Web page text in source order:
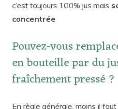
c’est toujours 100% jus mais
concentrée
Pouvez-vous
en bouteille par du
fraîchement pressé ?
En règle générale, moins il